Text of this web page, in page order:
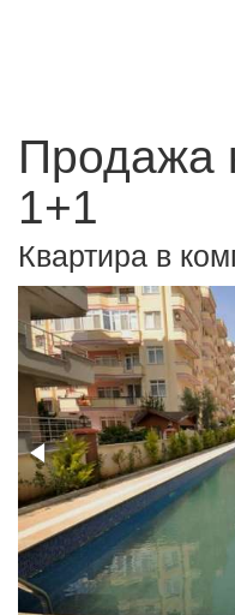
Продажа
1+1
Квартира в